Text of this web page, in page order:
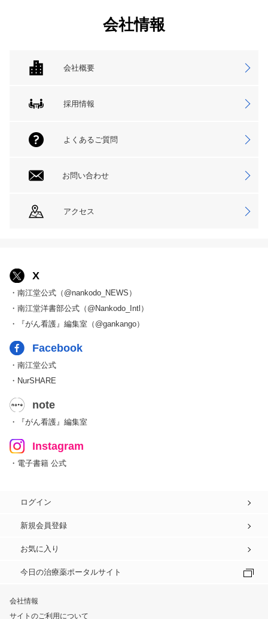
会社情報
会社概要
採用情報
よくあるご質問
お問い合わせ
アクセス
X
・南江堂公式（@nankodo_NEWS）
・南江堂洋書部公式（@Nankodo_Intl）
・『がん看護』編集室（@gankango）
Facebook
・南江堂公式
・NurSHARE
note
・『がん看護』編集室
Instagram
・電子書籍 公式
ログイン
新規会員登録
お気に入り
今日の治療薬ポータルサイト
会社情報
サイトのご利用について